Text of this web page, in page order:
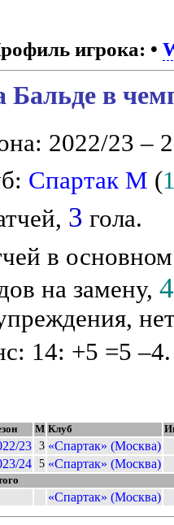
игрока: •
Бальде в
2022/23 –
Спартак М (
3 гола.
в
на замену,4
14: +5 =5 –4.
М Клуб
23 3 «Спартак» (Москва)
24 5 «Спартак» (Москва)
«Спартак» (Москва)